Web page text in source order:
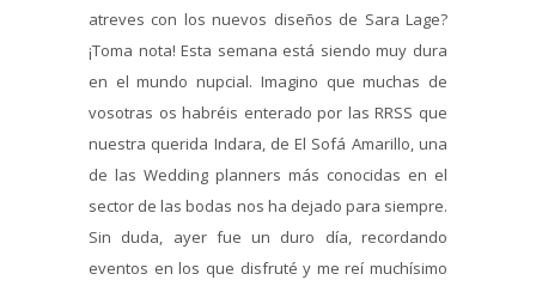
atreves con los nuevos diseños de Sara Lage?
¡Toma nota! Esta semana está siendo muy dura
en el mundo nupcial. Imagino que muchas de
vosotras os habréis enterado por las RRSS que
nuestra querida Indara, de El Sofá Amarillo, una
de las Wedding planners más conocidas en el
sector de las bodas nos ha dejado para siempre.
Sin duda, ayer fue un duro día, recordando
eventos en los que disfruté y me reí muchísimo